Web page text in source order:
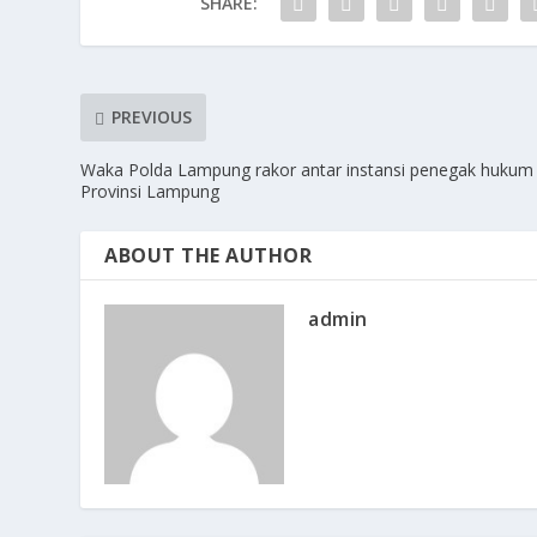
PREVIOUS
Waka Polda Lampung rakor antar instansi penegak
Provinsi Lampung
ABOUT THE AUTHOR
admin